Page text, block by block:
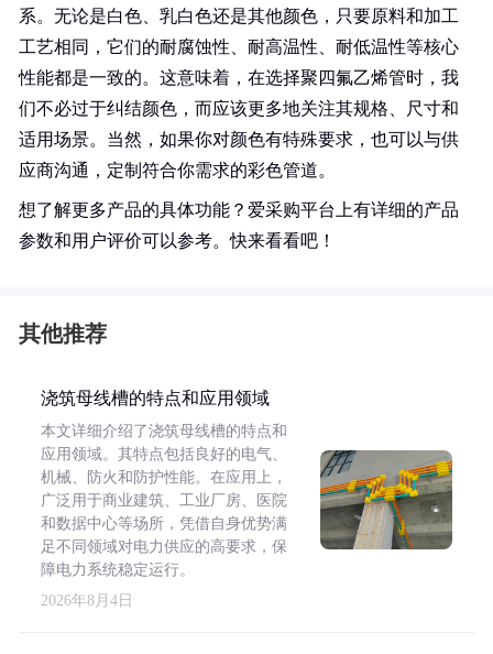
系。无论是白色、乳白色还是其他颜色，只要原料和加工
工艺相同，它们的耐腐蚀性、耐高温性、耐低温性等核心
性能都是一致的。这意味着，在选择聚四氟乙烯管时，我
们不必过于纠结颜色，而应该更多地关注其规格、尺寸和
适用场景。当然，如果你对颜色有特殊要求，也可以与供
应商沟通，定制符合你需求的彩色管道。
想了解更多产品的具体功能？爱采购平台上有详细的产品
参数和用户评价可以参考。快来看看吧！
其他推荐
浇筑母线槽的特点和应用领域
本文详细介绍了浇筑母线槽的特点和
应用领域。其特点包括良好的电气、
机械、防火和防护性能。在应用上，
广泛用于商业建筑、工业厂房、医院
和数据中心等场所，凭借自身优势满
足不同领域对电力供应的高要求，保
障电力系统稳定运行。
2026年8月4日